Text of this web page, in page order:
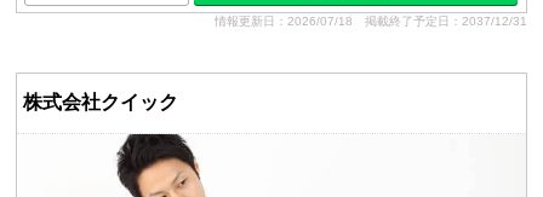
情報更新日：2026/07/18 掲載終了予定日：2037/12/31
株式会社クイック